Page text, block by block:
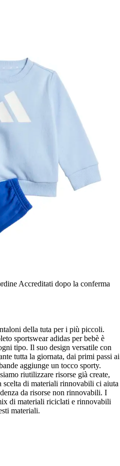
Accreditati dopo la conferma
della tuta per i più piccoli.
sportswear adidas per bebè è
tipo. Il suo design versatile con
tutta la giornata, dai primi passi ai
aggiunge un tocco sporty.
riutilizzare risorse già create,
di materiali rinnovabili ci aiuta
da risorse non rinnovabili. I
di materiali riciclati e rinnovabili
materiali.